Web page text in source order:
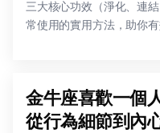
三大核心功效（淨化、連
常使用的實用方法，助你
金牛座喜歡一個
從行為細節到內